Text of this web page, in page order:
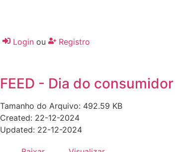
Login ou Registro
FEED - Dia do consumidor
Tamanho do Arquivo: 492.59 KB
Created: 22-12-2024
Updated: 22-12-2024